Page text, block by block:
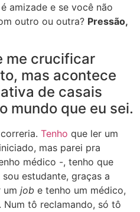
amizade e se você não
outro ou outra? Pressão,
me crucificar
mas acontece
de casais
mundo que eu sei.
Tenho que ler um
mas parei pra
médico -, tenho que
estudante, graças a
um job e tenho um médico,
Num tô reclamando, só tô